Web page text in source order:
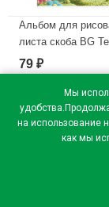
Мы
на использование
как мы
Альбом для
листа скоба BG
истории эконом
арт.АР4ск24 62680
В наличии
79 ₽